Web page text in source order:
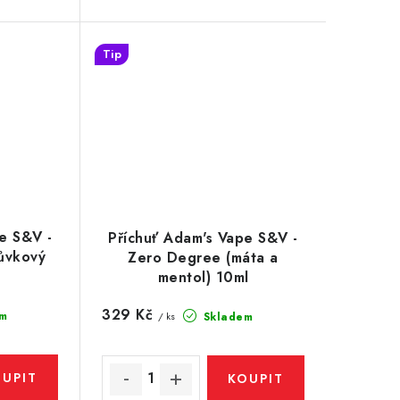
S&V -
Příchuť Adam's Vape S&V -
Zero Degree (máta a
mentol) 10ml
Tip
Skladem
329 Kč / ks